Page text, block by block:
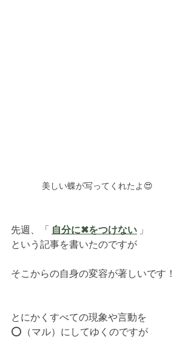
美しい蝶が写ってくれたよ😍
先週、「 自分に✖をつけない 」
という記事を書いたのですが
そこからの自身の変容が著しいです！
とにかくすべての現象や言動を
⭕（マル）にしてゆくのですが